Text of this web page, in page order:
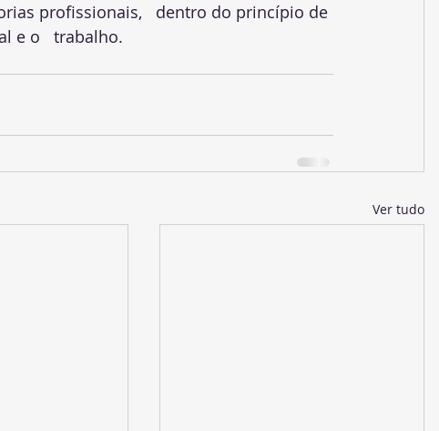
profissionais,   dentro do princípio de
e o   trabalho.
Ver tudo